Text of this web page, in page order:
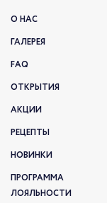
О НАС
ГАЛЕРЕЯ
FAQ
ОТКРЫТИЯ
АКЦИИ
РЕЦЕПТЫ
НОВИНКИ
ПРОГРАММА
ЛОЯЛЬНОСТИ